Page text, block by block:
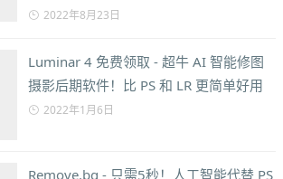
2022年8月23日
Luminar 4 免费领取 - 超牛 AI 智能修图
摄影后期软件！比 PS 和 LR 更简单好用
2022年1月6日
Remove.bg - 只需5秒！人工智能代替 PS